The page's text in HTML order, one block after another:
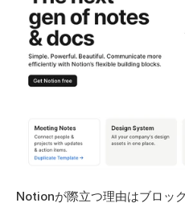
Notionが際立つ理由はブロッ